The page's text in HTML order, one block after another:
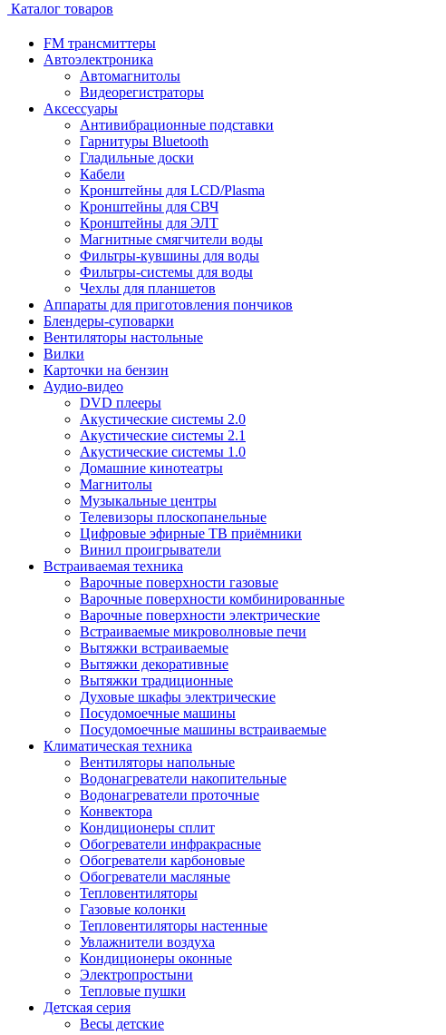
Каталог товаров
FM трансмиттеры
Автоэлектроника
Автомагнитолы
Видеорегистраторы
Аксессуары
Антивибрационные подставки
Гарнитуры Bluetooth
Гладильные доски
Кабели
Кронштейны для LCD/Plasma
Кронштейны для СВЧ
Кронштейны для ЭЛТ
Магнитные смягчители воды
Фильтры-кувшины для воды
Фильтры-системы для воды
Чехлы для планшетов
Аппараты для приготовления пончиков
Блендеры-суповарки
Вентиляторы настольные
Вилки
Карточки на бензин
Аудио-видео
DVD плееры
Акустические системы 2.0
Акустические системы 2.1
Акустические системы 1.0
Домашние кинотеатры
Магнитолы
Музыкальные центры
Телевизоры плоскопанельные
Цифровые эфирные ТВ приёмники
Винил проигрыватели
Встраиваемая техника
Варочные поверхности газовые
Варочные поверхности комбинированные
Варочные поверхности электрические
Встраиваемые микроволновые печи
Вытяжки встраиваемые
Вытяжки декоративные
Вытяжки традиционные
Духовые шкафы электрические
Посудомоечные машины
Посудомоечные машины встраиваемые
Климатическая техника
Вентиляторы напольные
Водонагреватели накопительные
Водонагреватели проточные
Конвектора
Кондиционеры сплит
Обогреватели инфракрасные
Обогреватели карбоновые
Обогреватели масляные
Тепловентиляторы
Газовые колонки
Тепловентиляторы настенные
Увлажнители воздуха
Кондиционеры оконные
Электропростыни
Тепловые пушки
Детская серия
Весы детские